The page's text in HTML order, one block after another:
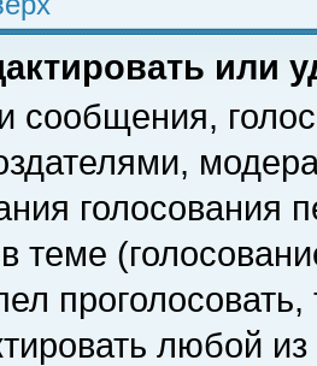
или
сообщения,
голосования
теме
любой